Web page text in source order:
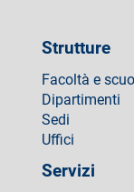
Strutture
Facoltà e
Dipartimenti
Sedi
Uffici
Servizi